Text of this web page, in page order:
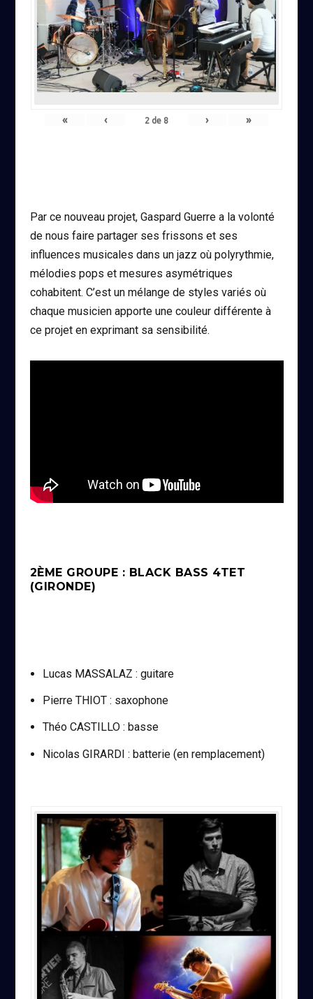
« ‹ 2de 8 › »
Par ce nouveau projet, Gaspard Guerre a la volonté
de nous faire partager ses frissons et ses
influences musicales dans un jazz où polyrythmie,
mélodies pops et mesures asymétriques
cohabitent. C’est un mélange de styles variés où
chaque musicien apporte une couleur différente à
ce projet en exprimant sa sensibilité.
2ÈME GROUPE : BLACK BASS 4TET
(GIRONDE)
Lucas MASSALAZ : guitare
Pierre THIOT : saxophone
Théo CASTILLO : basse
Nicolas GIRARDI : batterie (en remplacement)